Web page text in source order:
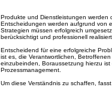
Produkte und Dienstleistungen werden
Entscheidungen werden aufgrund von
Strategien müssen erfolgreich
berücksichtigt und professionell realisiert
Entscheidend für eine erfolgreiche
ist es, die Verantwortlichen,
einzubeinden, Boraussetzung hierzu
Prozessmanagement.
Um diese Verständnis zu schaffen,